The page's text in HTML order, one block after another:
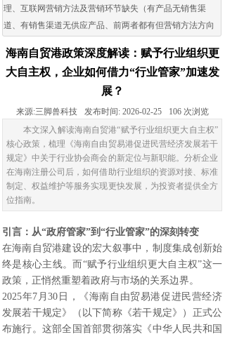
理、互联网营销方法及营销环节缺失（有产品无销售渠
道、有销售渠道无供应产品、前两者都有但营销方法方向
海南自贸港政策深度解读：赋予行业组织更
大自主权，企业如何借力“行业管家”加速发
展？
来源:三脚兽科技 发布时间: 2026-02-25 106 次浏览
本文深入解读海南自贸港“赋予行业组织更大自主权”
核心政策，梳理《海南自由贸易港促进民营经济发展若干
规定》中关于行业协会商会的新定位与新职能。分析企业
在海南注册公司后，如何借助行业组织的资源对接、标准
制定、权益维护等服务实现更快发展，为投资者提供全方
位指南。
引言：从“政府管家”到“行业管家”的深刻转变
在海南自贸港建设的宏大叙事中，制度集成创新始
终是核心主线。而“赋予行业组织更大自主权”这一
政策，正悄然重塑着政府与市场的关系边界。
2025年7月30日，《海南自由贸易港促进民营经济
发展若干规定》（以下简称《若干规定》）正式公
布施行。这部全国首部贯彻落实《中华人民共和国